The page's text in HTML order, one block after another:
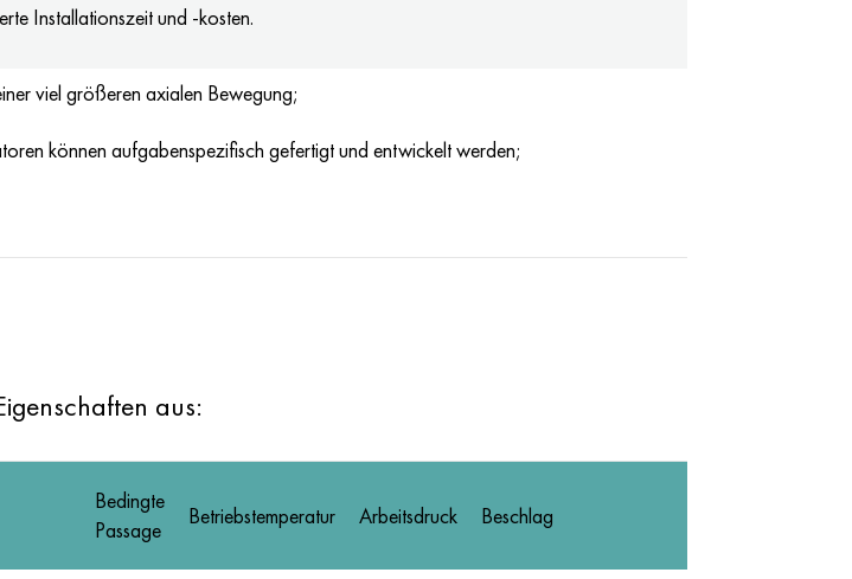
Installationszeit und -kosten.
viel größeren axialen Bewegung;
können aufgabenspezifisch gefertigt und entwickelt werden;
aus:
Bedingte
Passage
Betriebstemperatur Arbeitsdruck Beschlag